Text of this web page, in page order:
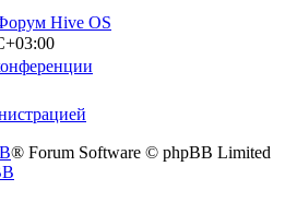
Hive OS
® Forum Software © phpBB Limited